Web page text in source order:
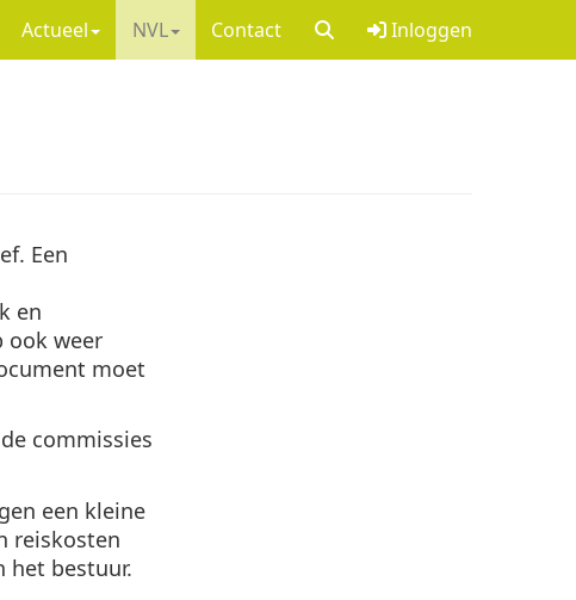
Actueel NVL Contact Inloggen
Een
en
ook weer
moet
commissies
een kleine
reiskosten
het bestuur.